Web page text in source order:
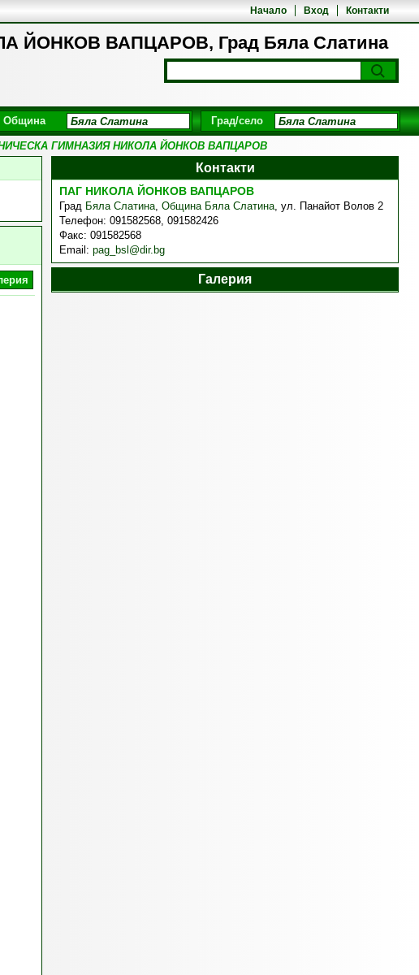
ВАПЦАРОВ, Град Бяла Слатина
Начало Вход Контакти
Община Град/село
ГИМНАЗИЯ НИКОЛА ЙОНКОВ ВАПЦАРОВ
Контакти
ПАГ НИКОЛА ЙОНКОВ ВАПЦАРОВ
Град Бяла Слатина, Община Бяла Слатина, ул. Панайот Волов 2
Телефон: 091582568, 091582426
Факс: 091582568
Email: pag_bsl@dir.bg
Галерия